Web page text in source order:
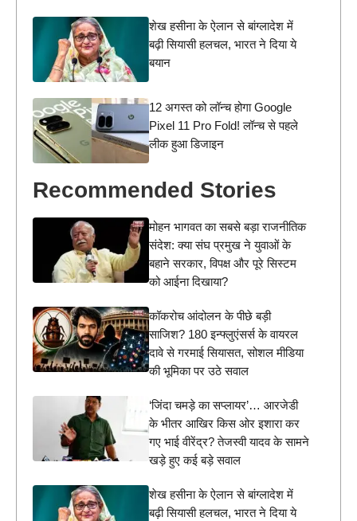
शेख हसीना के ऐलान से बांग्लादेश में
बढ़ी सियासी हलचल, भारत ने दिया ये
बयान
12 अगस्त को लॉन्च होगा Google
Pixel 11 Pro Fold! लॉन्च से पहले
लीक हुआ डिजाइन
Recommended Stories
मोहन भागवत का सबसे बड़ा राजनीतिक
संदेश: क्या संघ प्रमुख ने युवाओं के
बहाने सरकार, विपक्ष और पूरे सिस्टम
को आईना दिखाया?
कॉकरोच आंदोलन के पीछे बड़ी
साजिश? 180 इन्फ्लुएंसर्स के वायरल
दावे से गरमाई सियासत, सोशल मीडिया
की भूमिका पर उठे सवाल
‘जिंदा चमड़े का सप्लायर’… आरजेडी
के भीतर आखिर किस ओर इशारा कर
गए भाई वीरेंद्र? तेजस्वी यादव के सामने
खड़े हुए कई बड़े सवाल
शेख हसीना के ऐलान से बांग्लादेश में
बढ़ी सियासी हलचल, भारत ने दिया ये